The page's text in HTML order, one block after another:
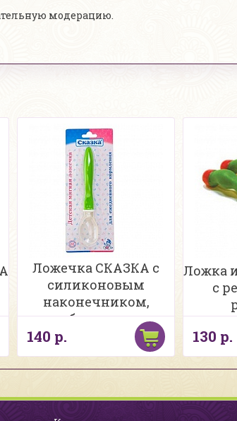
модерацию.
Ложечка СКАЗКА с
силиконовым
наконечником,
блистер
140 р.
Ложка
с
130 р.